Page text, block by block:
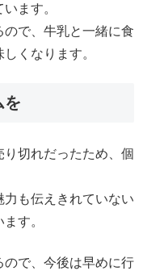
ます。
で、牛乳と一緒に食
くなります。
を
切れだったため、個
も伝えきれていない
す。
で、今後は早めに行